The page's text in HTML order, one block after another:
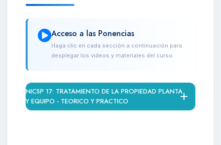
Acceso a las Ponencias
Haga clic en cada sección a continuación para
desplegar los videos y materiales del curso.
NICSP 17: TRATAMIENTO DE LA PROPIEDAD PLANTA
Y EQUIPO - TEORICO Y PRACTICO